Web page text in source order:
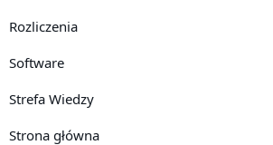
Rozliczenia
Software
Strefa Wiedzy
Strona główna